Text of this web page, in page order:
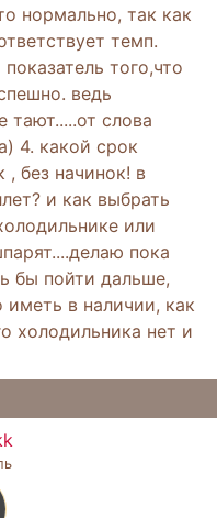
нормально, так как
темп.
того,что
ведь
тают.....от слова
4. какой срок
, без начинок! в
и как выбрать
или
пока
бы пойти дальше,
иметь в наличии, как
холодильника нет и